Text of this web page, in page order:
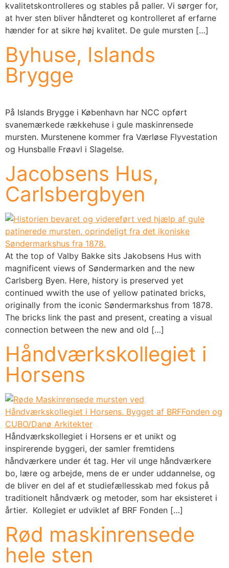
kvalitetskontrolleres og stables på paller. Vi sørger for,
at hver sten bliver håndteret og kontrolleret af erfarne
hænder for at sikre høj kvalitet. De gule mursten […]
Byhuse, Islands
Brygge
På Islands Brygge i København har NCC opført
svanemærkede rækkehuse i gule maskinrensede
mursten. Murstenene kommer fra Værløse Flyvestation
og Hunsballe Frøavl i Slagelse.
Jacobsens Hus,
Carlsbergbyen
At the top of Valby Bakke sits Jakobsens Hus with
magnificent views of Søndermarken and the new
Carlsberg Byen. Here, history is preserved yet
continued wwith the use of yellow patinated bricks,
originally from the iconic Søndermarkshus from 1878.
The bricks link the past and present, creating a visual
connection between the new and old […]
Håndværkskollegiet i
Horsens
Håndværkskollegiet i Horsens er et unikt og
inspirerende byggeri, der samler fremtidens
håndværkere under ét tag. Her vil unge håndværkere
bo, lære og arbejde, mens de er under uddannelse, og
de bliver en del af et studiefællesskab med fokus på
traditionelt håndværk og metoder, som har eksisteret i
årtier. Kollegiet er udviklet af BRF Fonden […]
Rød maskinrensede
hele sten